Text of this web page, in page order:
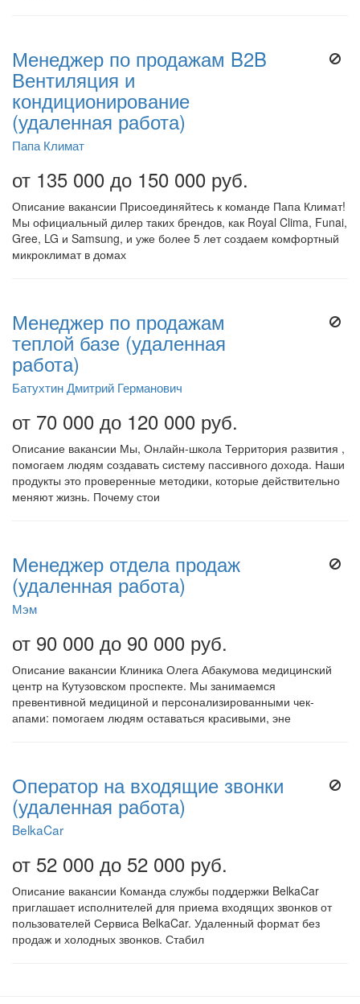
Менеджер по продажам B2B
Вентиляция и
кондиционирование
(удаленная работа)
Папа Климат
от 135 000 до 150 000 руб.
Описание вакансии Присоединяйтесь к команде Папа Климат!
Мы официальный дилер таких брендов, как Royal Clima, Funai,
Gree, LG и Samsung, и уже более 5 лет создаем комфортный
микроклимат в домах
Менеджер по продажам
теплой базе (удаленная
работа)
Батухтин Дмитрий Германович
от 70 000 до 120 000 руб.
Описание вакансии Мы, Онлайн-школа Территория развития ,
помогаем людям создавать систему пассивного дохода. Наши
продукты это проверенные методики, которые действительно
меняют жизнь. Почему стои
Менеджер отдела продаж
(удаленная работа)
Мэм
от 90 000 до 90 000 руб.
Описание вакансии Клиника Олега Абакумова медицинский
центр на Кутузовском проспекте. Мы занимаемся
превентивной медициной и персонализированными чек-
апами: помогаем людям оставаться красивыми, эне
Оператор на входящие звонки
(удаленная работа)
BelkaCar
от 52 000 до 52 000 руб.
Описание вакансии Команда службы поддержки BelkaCar
приглашает исполнителей для приема входящих звонков от
пользователей Сервиса BelkaCar. Удаленный формат без
продаж и холодных звонков. Стабил